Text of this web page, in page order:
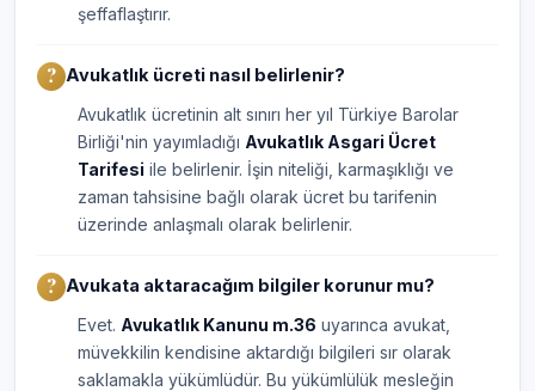
şeffaflaştırır.
Avukatlık ücreti nasıl belirlenir?
Avukatlık ücretinin alt sınırı her yıl Türkiye Barolar
Birliği'nin yayımladığı Avukatlık Asgari Ücret
Tarifesi ile belirlenir. İşin niteliği, karmaşıklığı ve
zaman tahsisine bağlı olarak ücret bu tarifenin
üzerinde anlaşmalı olarak belirlenir.
Avukata aktaracağım bilgiler korunur mu?
Evet. Avukatlık Kanunu m.36 uyarınca avukat,
müvekkilin kendisine aktardığı bilgileri sır olarak
saklamakla yükümlüdür. Bu yükümlülük mesleğin